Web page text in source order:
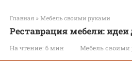
Главная » Мебель своими руками
Реставрация мебели:
На чтение: 6 мин Мебель своими